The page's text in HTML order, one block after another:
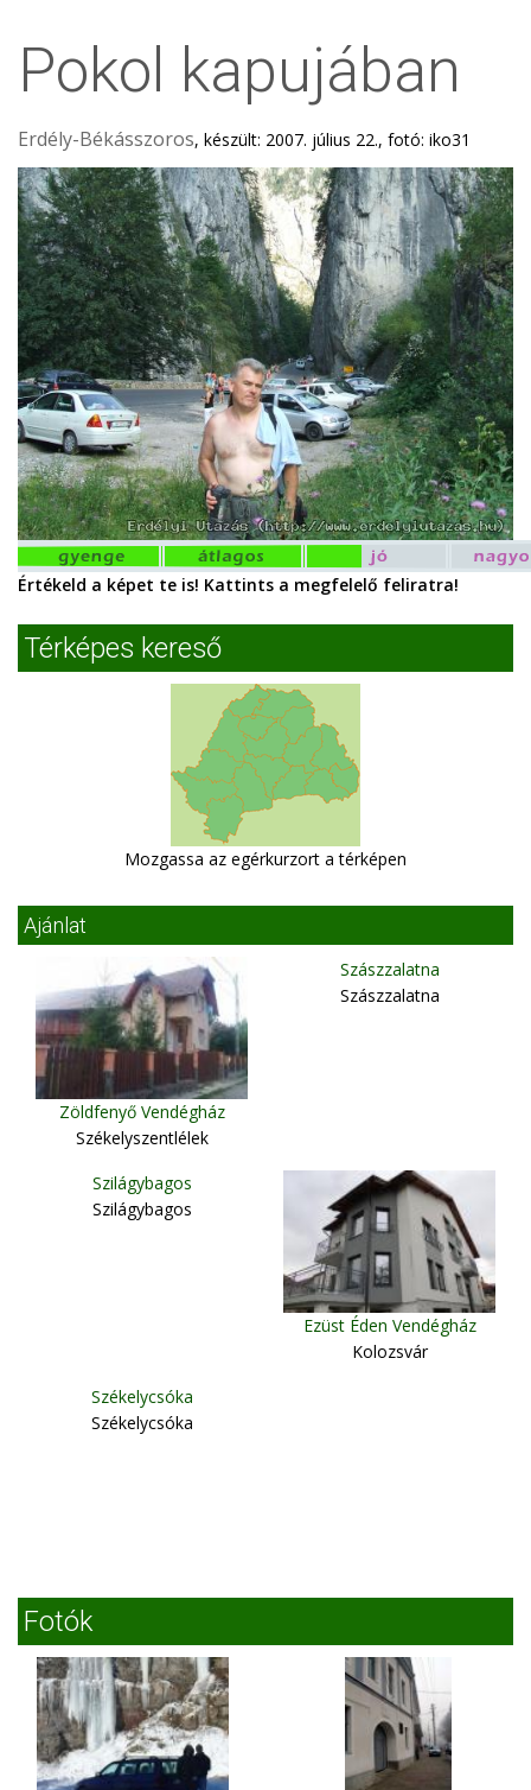
Pokol kapujában
Erdély-Békásszoros, készült: 2007. július 22., fotó: iko31
Értékeld a képet te is! Kattints a megfelelő feliratra!
Térképes kereső
Mozgassa az egérkurzort a térképen
Ajánlat
Zöldfenyő Vendégház
Székelyszentlélek
Szászzalatna
Szászzalatna
Szilágybagos
Szilágybagos
Ezüst Éden Vendégház
Kolozsvár
Székelycsóka
Székelycsóka
Fotók